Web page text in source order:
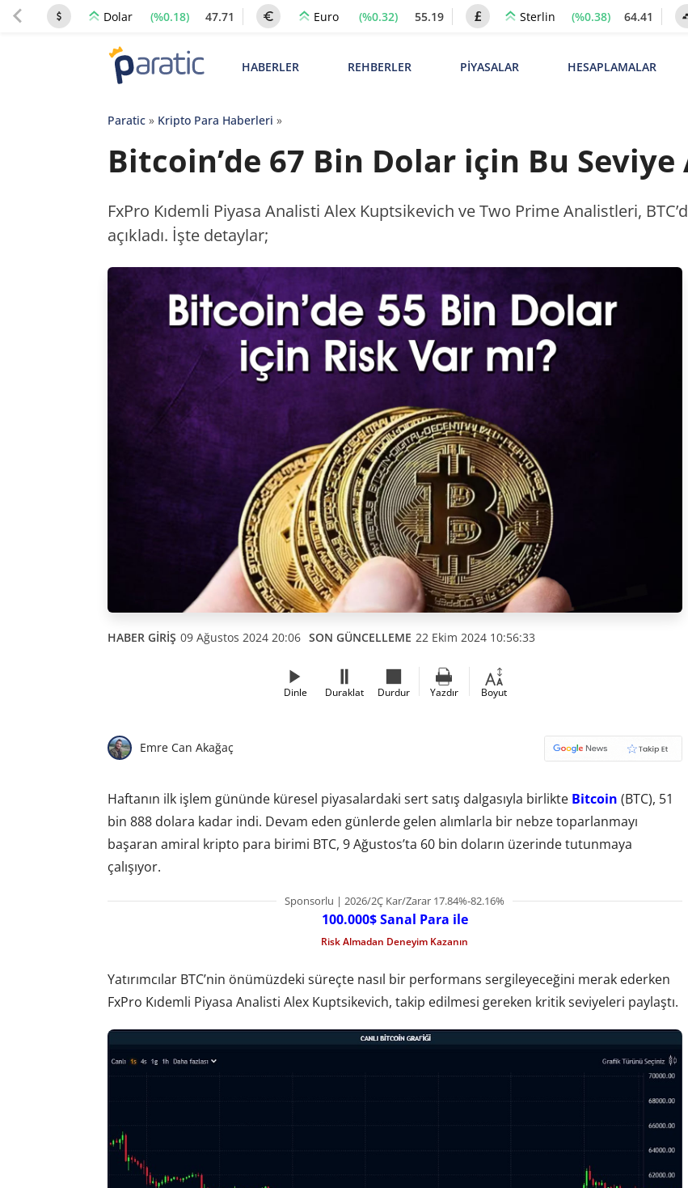
Dolar (%0.18) 47.71 Euro (%0.32) 55.19 Sterlin (%0.38) 64.41
HABERLER REHBERLER PİYASALAR HESAPLAMALAR
Paratic» Kripto Para Haberleri »
Bitcoin’de 67 Bin Dolar için Bu Seviye
FxPro Kıdemli Piyasa Analisti Alex Kuptsikevich ve Two Prime Analistleri,
açıkladı. İşte detaylar;
HABER GİRİŞ 09 Ağustos 2024 20:06 SON GÜNCELLEME 22 Ekim 2024 10:56:33
Dinle Duraklat Durdur Yazdır Boyut
Emre Can Akağaç
Haftanın ilk işlem gününde küresel piyasalardaki sert satış dalgasıyla birlikte Bitcoin (BTC), 51
bin 888 dolara kadar indi. Devam eden günlerde gelen alımlarla bir nebze toparlanmayı
başaran amiral kripto para birimi BTC, 9 Ağustos’ta 60 bin doların üzerinde tutunmaya
çalışıyor.
Sponsorlu | 2026/2Ç Kar/Zarar 17.84%-82.16%
100.000$ Sanal Para ile
Risk Almadan Deneyim Kazanın
Yatırımcılar BTC’nin önümüzdeki süreçte nasıl bir performans sergileyeceğini merak ederken
FxPro Kıdemli Piyasa Analisti Alex Kuptsikevich, takip edilmesi gereken kritik seviyeleri paylaştı.